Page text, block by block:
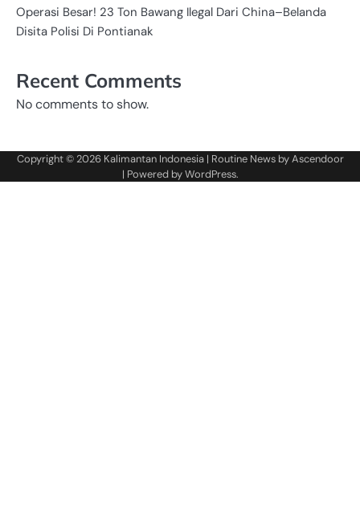
Operasi Besar! 23 Ton Bawang Ilegal Dari China–Belanda
Disita Polisi Di Pontianak
Recent Comments
No comments to show.
Copyright © 2026 Kalimantan Indonesia| Routine News byAscendoor
| Powered byWordPress.